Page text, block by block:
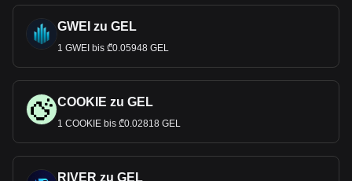
GWEI zu GEL
1 GWEI bis ₾0.05948 GEL
COOKIE zu GEL
1 COOKIE bis ₾0.02818 GEL
RIVER zu GEL